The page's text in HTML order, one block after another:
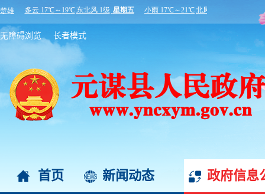
无障碍浏览 长者模式
首页 新闻动态 政府信息